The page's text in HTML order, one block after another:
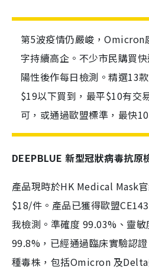
第5波疫情仍嚴峻，Omicron
字持續高企。不少市民購買
陽性後作每日檢測。精選13
$19以下買到，最平$10有交
可，或通過歐盟標準，最快
DEEPBLUE 新型冠狀病毒抗原
產品現時於HK Medical Mask
$18/件。產品已獲得歐盟
我檢測。準確度 99.03%、靈
99.8%，已經通過臨床實驗認
種毒株，包括Omicron 及